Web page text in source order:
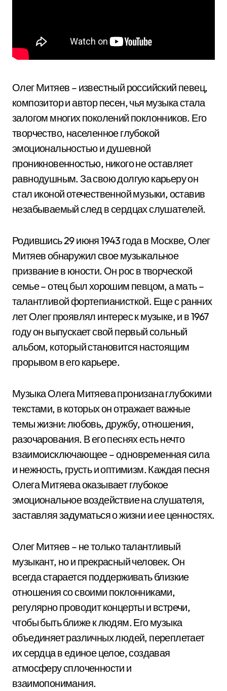
Олег Митяев – известный российский певец,
композитор и автор песен, чья музыка стала
залогом многих поколений поклонников. Его
творчество, населенное глубокой
эмоциональностью и душевной
проникновенностью, никого не оставляет
равнодушным. За свою долгую карьеру он
стал иконой отечественной музыки, оставив
незабываемый след в сердцах слушателей.
Родившись 29 июня 1943 года в Москве, Олег
Митяев обнаружил свое музыкальное
призвание в юности. Он рос в творческой
семье – отец был хорошим певцом, а мать –
талантливой фортепианисткой. Еще с ранних
лет Олег проявлял интерес к музыке, и в 1967
году он выпускает свой первый сольный
альбом, который становится настоящим
прорывом в его карьере.
Музыка Олега Митяева пронизана глубокими
текстами, в которых он отражает важные
темы жизни: любовь, дружбу, отношения,
разочарования. В его песнях есть нечто
взаимоисключающее – одновременная сила
и нежность, грусть и оптимизм. Каждая песня
Олега Митяева оказывает глубокое
эмоциональное воздействие на слушателя,
заставляя задуматься о жизни и ее ценностях.
Олег Митяев – не только талантливый
музыкант, но и прекрасный человек. Он
всегда старается поддерживать близкие
отношения со своими поклонниками,
регулярно проводит концерты и встречи,
чтобы быть ближе к людям. Его музыка
объединяет различных людей, переплетает
их сердца в единое целое, создавая
атмосферу сплоченности и
взаимопонимания.